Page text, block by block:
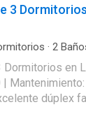
comedor de
de servicio
y 1 depósito.
3
· 2
Dormitorios en